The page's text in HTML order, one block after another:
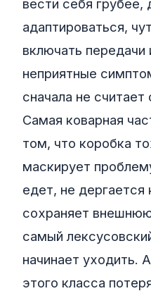
вести себя грубее,
адаптироваться,
включать передачи
неприятные
сначала не
Самая коварная
том, что коробка
маскирует
едет, не дергается
сохраняет
самый
начинает уходить.
этого класса